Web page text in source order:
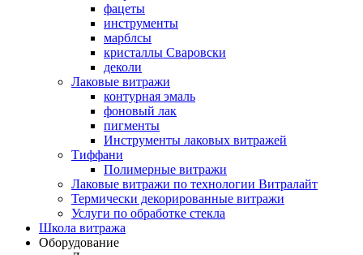
фацеты
инструменты
марблсы
кристаллы Сваровски
деколи
Лаковые витражи
контурная эмаль
фоновый лак
пигменты
Инструменты лаковых витражей
Тиффани
Полимерные витражи
Лаковые витражи по технологии Витралайт
Термически декорированные витражи
Услуги по обработке стекла
Школа витража
Оборудование